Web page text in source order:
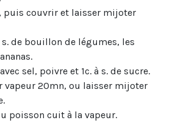
puis couvrir et laisser mijoter
s. de bouillon de légumes, les
sel, poivre et 1c. à s. de sucre.
vapeur 20mn, ou laisser mijoter
poisson cuit à la vapeur.